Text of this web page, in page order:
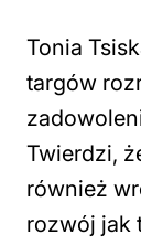
Tonia
targów
Twierdzi,
również
rozwój jak